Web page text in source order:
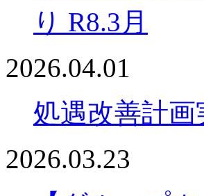
り R8.3月
2026.04.01
処遇改善計
2026.03.23